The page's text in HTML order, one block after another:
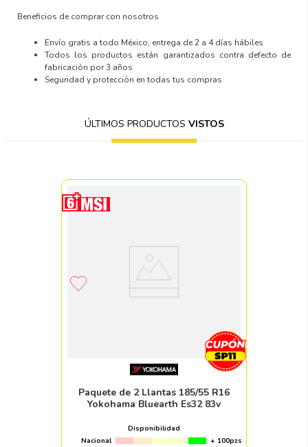
Beneficios de comprar con nosotros
Envío gratis a todo México, entrega de 2 a 4 días hábiles
Todos los productos están garantizados contra defecto de
fabricación por 3 años
Seguridad y protección en todas tus compras
ÚLTIMOS PRODUCTOS VISTOS
Paquete de 2 Llantas 185/55 R16
Yokohama Bluearth Es32 83v
Disponibilidad
Nacional
+ 100pzs